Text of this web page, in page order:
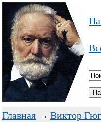
На
Главная → Виктор